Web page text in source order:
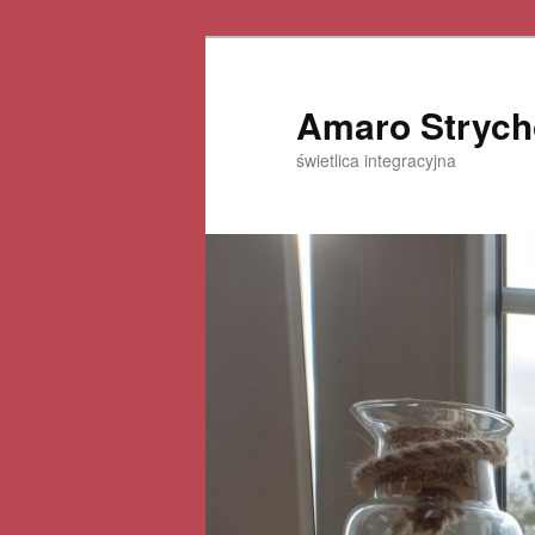
Amaro
świetlica integracyjna